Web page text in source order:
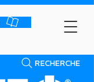
RECHERCHE